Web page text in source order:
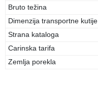
Bruto težina
Dimenzija transportne kutije
Strana kataloga
Carinska tarifa
Zemlja porekla